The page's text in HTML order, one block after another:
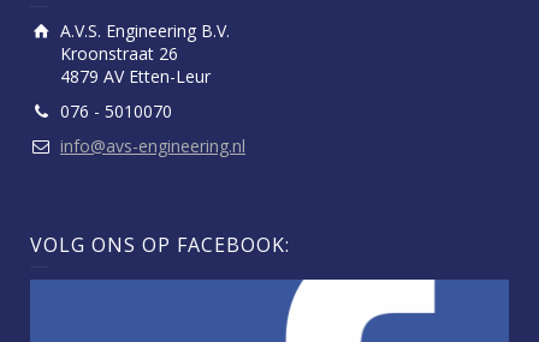
A.V.S. Engineering B.V.
Kroonstraat 26
4879 AV Etten-Leur
076 - 5010070
info@avs-engineering.nl
VOLG ONS OP FACEBOOK: